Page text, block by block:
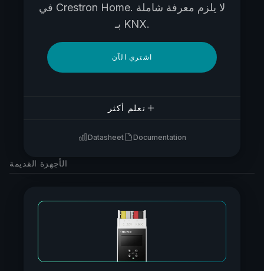
في Crestron Home. لا يلزم معرفة شاملة
بـ KNX.
اشتري الآن
تعلم أكثر
Datasheet Documentation
الأجهزة القديمة